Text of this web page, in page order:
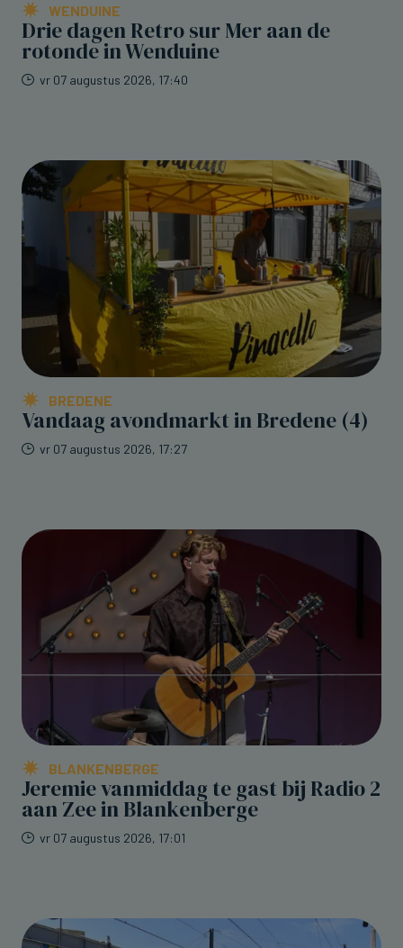
WENDUINE
Drie dagen Retro sur Mer aan de
rotonde in Wenduine
vr 07 augustus 2026, 17:40
BREDENE
Vandaag avondmarkt in Bredene (4)
vr 07 augustus 2026, 17:27
BLANKENBERGE
Jeremie vanmiddag te gast bij Radio 2
aan Zee in Blankenberge
vr 07 augustus 2026, 17:01